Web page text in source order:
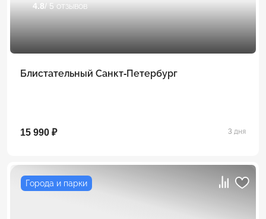
4.8/ 5 отзывов
Блистательный Санкт-Петербург
15 990 ₽ 3 дня
Города и парки